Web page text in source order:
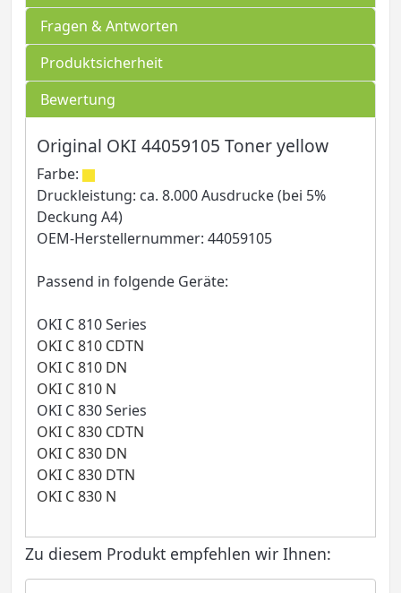
Fragen & Antworten
Produktsicherheit
Bewertung
Original OKI 44059105 Toner yellow
Farbe:
Druckleistung: ca. 8.000 Ausdrucke (bei 5%
Deckung A4)
OEM-Herstellernummer: 44059105
Passend in folgende Geräte:
OKI C 810 Series
OKI C 810 CDTN
OKI C 810 DN
OKI C 810 N
OKI C 830 Series
OKI C 830 CDTN
OKI C 830 DN
OKI C 830 DTN
OKI C 830 N
Zu diesem Produkt empfehlen wir Ihnen: